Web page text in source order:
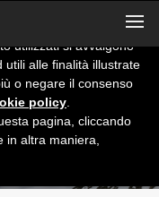
x
utilizzati si avvalgono
utili alle finalità illustrate
o negare il consenso
policy
pagina, cliccando
in altra maniera,